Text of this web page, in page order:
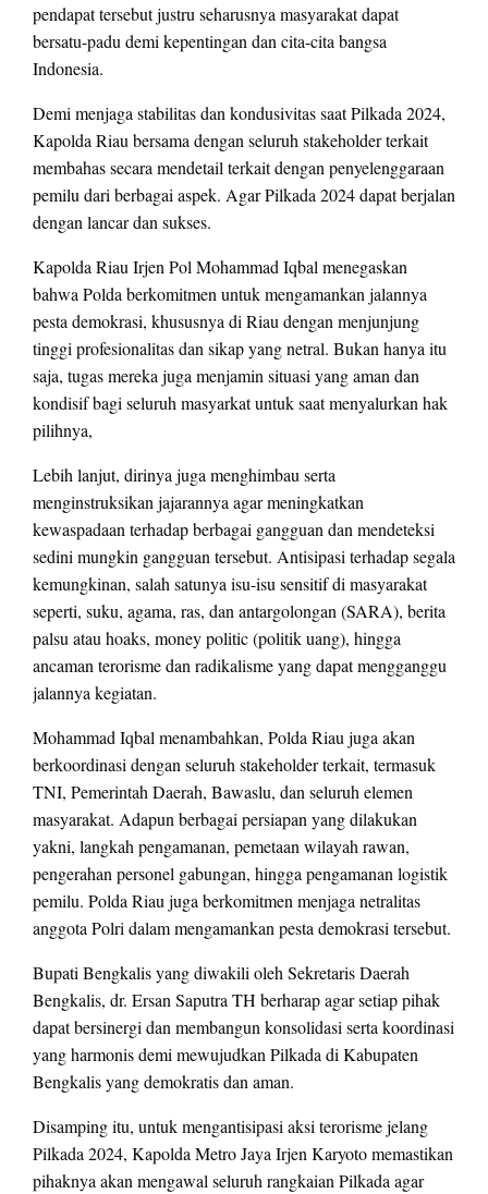
pendapat tersebut justru seharusnya masyarakat dapat
bersatu-padu demi kepentingan dan cita-cita bangsa
Indonesia.
Demi menjaga stabilitas dan kondusivitas saat Pilkada 2024,
Kapolda Riau bersama dengan seluruh stakeholder terkait
membahas secara mendetail terkait dengan penyelenggaraan
pemilu dari berbagai aspek. Agar Pilkada 2024 dapat berjalan
dengan lancar dan sukses.
Kapolda Riau Irjen Pol Mohammad Iqbal menegaskan
bahwa Polda berkomitmen untuk mengamankan jalannya
pesta demokrasi, khususnya di Riau dengan menjunjung
tinggi profesionalitas dan sikap yang netral. Bukan hanya itu
saja, tugas mereka juga menjamin situasi yang aman dan
kondisif bagi seluruh masyarkat untuk saat menyalurkan hak
pilihnya,
Lebih lanjut, dirinya juga menghimbau serta
menginstruksikan jajarannya agar meningkatkan
kewaspadaan terhadap berbagai gangguan dan mendeteksi
sedini mungkin gangguan tersebut. Antisipasi terhadap segala
kemungkinan, salah satunya isu-isu sensitif di masyarakat
seperti, suku, agama, ras, dan antargolongan (SARA), berita
palsu atau hoaks, money politic (politik uang), hingga
ancaman terorisme dan radikalisme yang dapat mengganggu
jalannya kegiatan.
Mohammad Iqbal menambahkan, Polda Riau juga akan
berkoordinasi dengan seluruh stakeholder terkait, termasuk
TNI, Pemerintah Daerah, Bawaslu, dan seluruh elemen
masyarakat. Adapun berbagai persiapan yang dilakukan
yakni, langkah pengamanan, pemetaan wilayah rawan,
pengerahan personel gabungan, hingga pengamanan logistik
pemilu. Polda Riau juga berkomitmen menjaga netralitas
anggota Polri dalam mengamankan pesta demokrasi tersebut.
Bupati Bengkalis yang diwakili oleh Sekretaris Daerah
Bengkalis, dr. Ersan Saputra TH berharap agar setiap pihak
dapat bersinergi dan membangun konsolidasi serta koordinasi
yang harmonis demi mewujudkan Pilkada di Kabupaten
Bengkalis yang demokratis dan aman.
Disamping itu, untuk mengantisipasi aksi terorisme jelang
Pilkada 2024, Kapolda Metro Jaya Irjen Karyoto memastikan
pihaknya akan mengawal seluruh rangkaian Pilkada agar